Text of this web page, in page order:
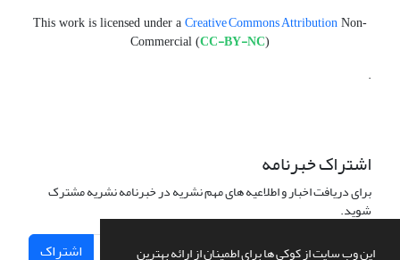
این وب سایت از کوکی ها برای اطمینان از ارائه بهترین
This work is licensed under a Creative Commons Attribution Non-
Commercial (CC-BY-NC)
.
اشتراک خبرنامه
برای دریافت اخبار و اطلاعیه های مهم نشریه در خبرنامه نشریه مشترک
شوید.
اشتراک